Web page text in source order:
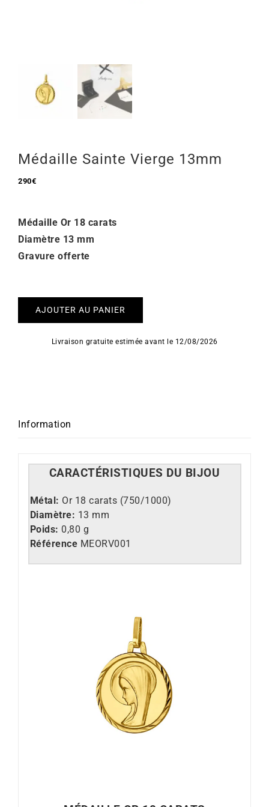
Médaille Sainte Vierge 13mm
290€
Médaille Or 18 carats
Diamètre 13 mm
Gravure offerte
AJOUTER AU PANIER
Livraison gratuite estimée avant le 12/08/2026
Information
CARACTÉRISTIQUES DU BIJOU
Métal: Or 18 carats (750/1000)
Diamètre: 13 mm
Poids: 0,80 g
Référence MEORV001